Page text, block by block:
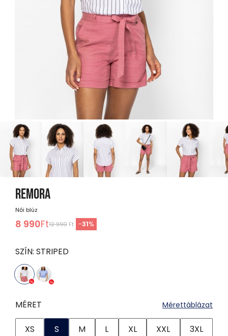
REMORA
Női blúz
8 990Ft12 990 Ft -31%
SZÍN: STRIPED
MÉRET Mérettáblázat
XS S M L XL XXL 3XL